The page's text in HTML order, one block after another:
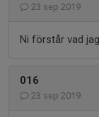
23 sep 2019
Ni förstår vad
016
23 sep 2019